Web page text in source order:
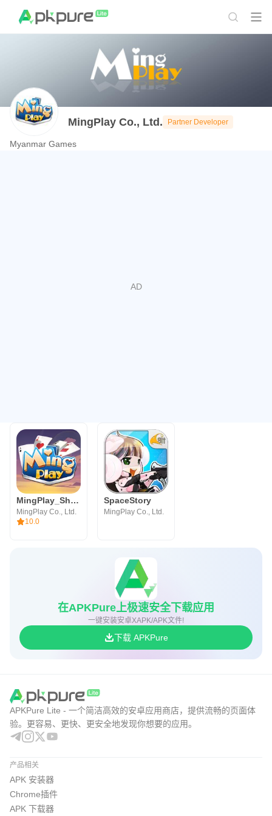
MingPlay Co., Ltd. Partner Developer
Myanmar Games
MingPlay_ShanKoeMee, BooGyi
MingPlay Co., Ltd.
10.0
SpaceStory
MingPlay Co., Ltd.
在APKPure上极速安全下载应用
一键安装安卓XAPK/APK文件!
下载 APKPure
APKPure Lite - 一个简洁高效的安卓应用商店，提供流畅的页面体
验。更容易、更快、更安全地发现你想要的应用。
产品相关
APK 安装器
Chrome插件
APK 下载器